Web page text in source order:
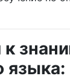
к
языка: